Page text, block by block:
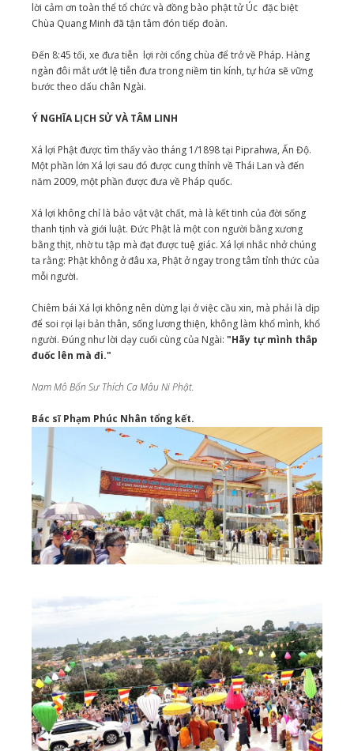
lời cảm ơn toàn thể tổ chức và đồng bào phật tử Úc đặc biệt
Chùa Quang Minh đã tận tâm đón tiếp đoàn.
Đến 8:45 tối, xe đưa tiễn lợi rời cổng chùa để trở về Pháp. Hàng
ngàn đôi mắt ướt lệ tiễn đưa trong niềm tin kính, tự hứa sẽ vững
bước theo dấu chân Ngài.
Ý NGHĨA LỊCH SỬ VÀ TÂM LINH
Xá lợi Phật được tìm thấy vào tháng 1/1898 tại Piprahwa, Ấn Độ.
Một phần lớn Xá lợi sau đó được cung thỉnh về Thái Lan và đến
năm 2009, một phần được đưa về Pháp quốc.
Xá lợi không chỉ là bảo vật vật chất, mà là kết tinh của đời sống
thanh tịnh và giới luật. Đức Phật là một con người bằng xương
bằng thịt, nhờ tu tập mà đạt được tuệ giác. Xá lợi nhắc nhở chúng
ta rằng: Phật không ở đâu xa, Phật ở ngay trong tâm tỉnh thức của
mỗi người.
Chiêm bái Xá lợi không nên dừng lại ở việc cầu xin, mà phải là dịp
để soi rọi lại bản thân, sống lương thiện, không làm khổ mình, khổ
người. Đúng như lời dạy cuối cùng của Ngài: "Hãy tự mình thắp
đuốc lên mà đi."
Nam Mô Bổn Sư Thích Ca Mâu Ni Phật.
Bác sĩ Phạm Phúc Nhân tổng kết.